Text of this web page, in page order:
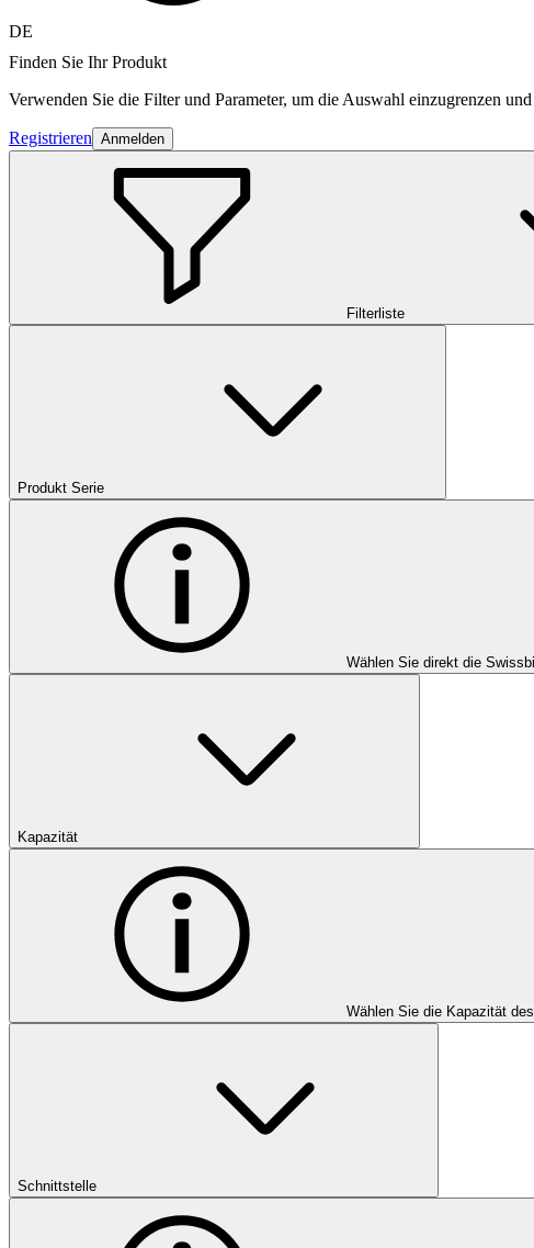
DE
Finden Sie Ihr Produkt
Verwenden Sie die Filter und Parameter, um die Auswahl einzugrenzen
Registrieren Anmelden
Filterliste
Produkt Serie
Wählen Sie direkt die
Kapazität
Schnittstelle